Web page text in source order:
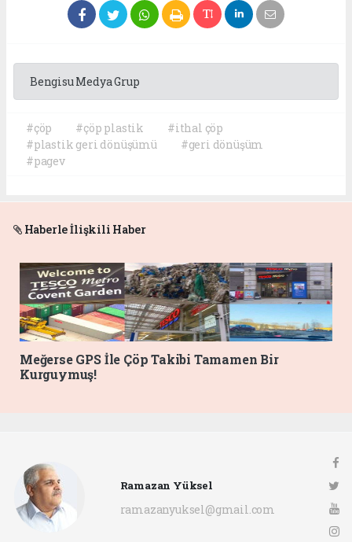
Bengisu Medya Grup
#çöp #çöp plastik
#ithal çöp
#plastik geri dönüşümü
#geri dönüşüm
#pagev
Haberle İlişkili Haber
Meğerse GPS İle Çöp Takibi Tamamen Bir
Kurguymuş!
Ramazan Yüksel
ramazanyuksel@gmail.com